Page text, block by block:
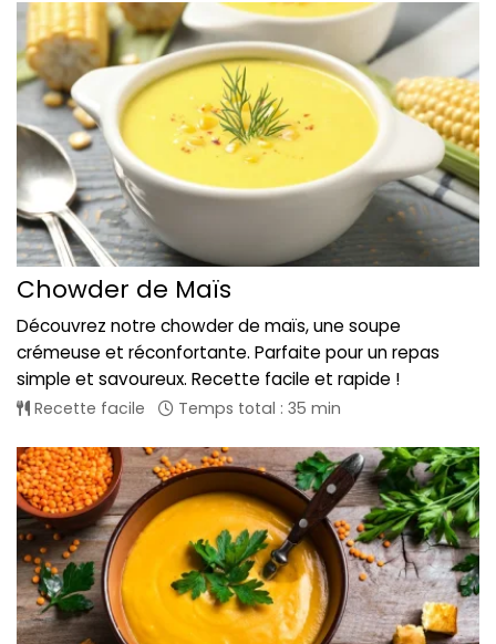
Chowder de Maïs
Découvrez notre chowder de maïs, une soupe
crémeuse et réconfortante. Parfaite pour un repas
simple et savoureux. Recette facile et rapide !
Recette facile Temps total : 35 min